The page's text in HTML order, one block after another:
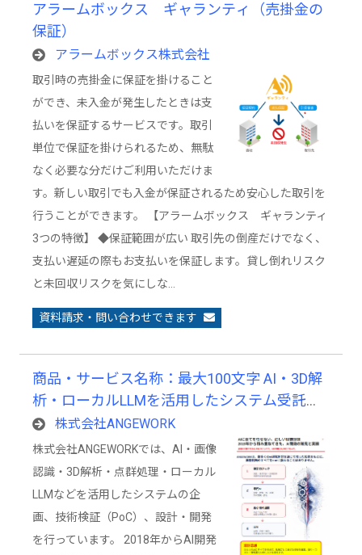
アラームボックス ギャランティ（売掛金の
保証）
アラームボックス株式会社
取引時の売掛金に保証を掛けること
ができ、未入金が発生したときは支
払いを保証するサービスです。取引
単位で保証を掛けられるため、無駄
なく必要な分だけご利用いただけま
す。新しい取引でも入金が保証されるため安心した取引を
行うことができます。 【アラームボックス ギャランティ
3つの特徴】 ◆保証範囲が広い 取引先の倒産だけでなく、
支払い遅延の際もお支払いを保証します。貸し倒れリスク
と未回収リスクを気にしな…
資料請求・問い合わせできます
商品・サービス名称：最大100文字 AI・3D解
析・ローカルLLMを活用したシステム受託開
発サービス
株式会社ANGEWORK
株式会社ANGEWORKでは、AI・画像
認識・3D解析・点群処理・ローカル
LLMなどを活用したシステムの企
画、技術検証（PoC）、設計・開発
を行っています。 2018年からAI開発